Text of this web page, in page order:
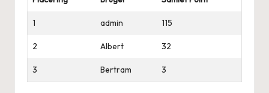
1 admin 115
2 Albert 32
3 Bertram 3